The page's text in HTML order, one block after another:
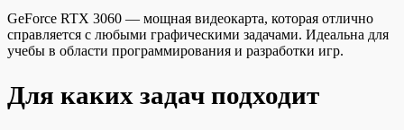
GeForce RTX 3060 — мощная видеокарта, которая отлично
справляется с любыми графическими задачами. Идеальна для
учебы в области программирования и разработки игр.
Для каких задач подходит